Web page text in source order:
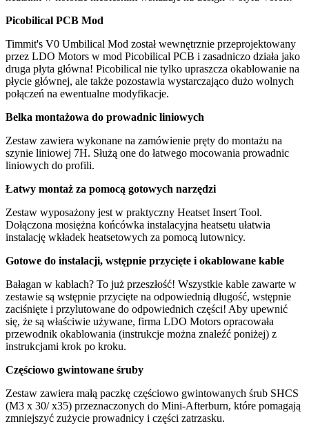
Picobilical PCB Mod
Timmit's V0 Umbilical Mod został wewnętrznie przeprojektowany
przez LDO Motors w mod Picobilical PCB i zasadniczo działa jako
druga płyta główna! Picobilical nie tylko upraszcza okablowanie na
płycie głównej, ale także pozostawia wystarczająco dużo wolnych
połączeń na ewentualne modyfikacje.
Belka montażowa do prowadnic liniowych
Zestaw zawiera wykonane na zamówienie pręty do montażu na
szynie liniowej 7H. Służą one do łatwego mocowania prowadnic
liniowych do profili.
Łatwy montaż za pomocą gotowych narzędzi
Zestaw wyposażony jest w praktyczny Heatset Insert Tool.
Dołączona mosiężna końcówka instalacyjna heatsetu ułatwia
instalację wkładek heatsetowych za pomocą lutownicy.
Gotowe do instalacji, wstępnie przycięte i okablowane kable
Bałagan w kablach? To już przeszłość! Wszystkie kable zawarte w
zestawie są wstępnie przycięte na odpowiednią długość, wstępnie
zaciśnięte i przylutowane do odpowiednich części! Aby upewnić
się, że są właściwie używane, firma LDO Motors opracowała
przewodnik okablowania (instrukcje można znaleźć poniżej) z
instrukcjami krok po kroku.
Częściowo gwintowane śruby
Zestaw zawiera małą paczkę częściowo gwintowanych śrub SHCS
(M3 x 30/ x35) przeznaczonych do Mini-Afterburn, które pomagają
zmniejszyć zużycie prowadnicy i części zatrzasku.